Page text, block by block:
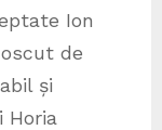
Ion
de
și
Horia